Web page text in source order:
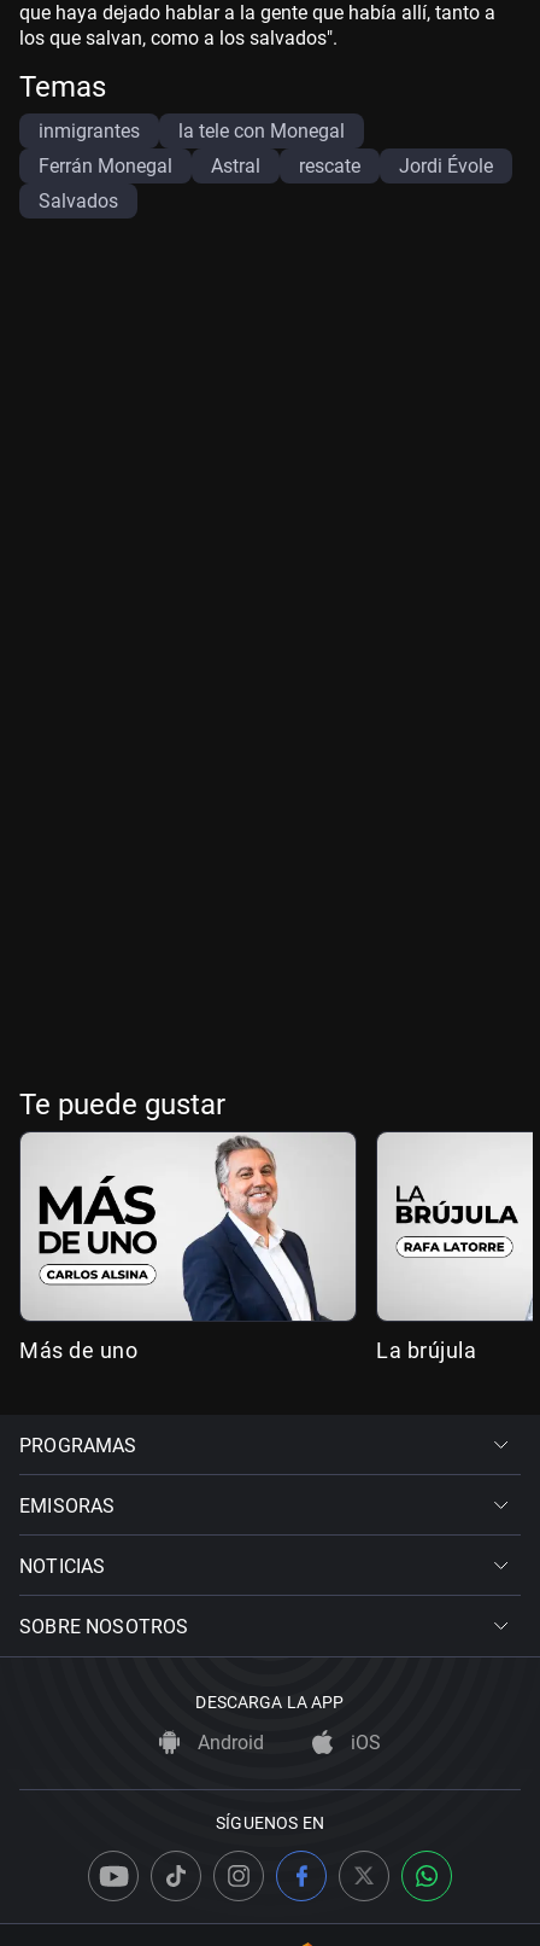
que haya dejado hablar a la gente que había allí, tanto a
los que salvan, como a los salvados".
Temas
inmigrantes
la tele con Monegal
Ferrán Monegal
Astral rescate
Jordi Évole
Salvados
Te puede gustar
Más de uno La brújula
PROGRAMAS
EMISORAS
NOTICIAS
SOBRE NOSOTROS
DESCARGA LA APP
Android iOS
SÍGUENOS EN